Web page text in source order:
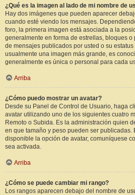
¿Qué es la imagen al lado de mi nombre de
Hay dos imágenes que pueden aparecer
cuando esté viendo los mensajes.
foro, la primera imagen está asociada a la
generalmente en forma de estrellas, bloques
de mensajes publicados por usted o su
usualmente una imagen más grande, es
generalmente es única o personal para cada
Arriba
¿Cómo puedo mostrar un avatar?
Desde su Panel de Control de Usuario, haga
avatar utilizando uno de los siguientes cuatro
Remoto o Subida. Es la administración quien
en que tamaño y peso pueden ser publicadas.
disponible la opción de avatar, comuníquese
sea activada.
Arriba
¿Cómo se puede cambiar mi rango?
Los rangos aparecen debajo del nombre de